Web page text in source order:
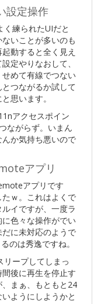
設定操作
練られたUIだと
いことが多いのも
動すると全く見え
定やりなおして、
めて有線でつない
つながるか試して
思います。
アクセスポイン
ながらず。いまん
か気持ち悪いので
アプリ
アプリです
ｗ。これはよくで
イですが、一度ラ
色々な操作がでい
に未対応のようで
のは秀逸ですね。
ープしてしまっ
後に再生を停止す
まぁ、もともと24
ようにしようかと